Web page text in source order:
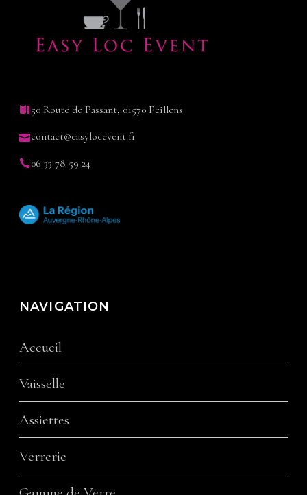
50 Route de Passant, 01570 Feillens
contact@easylocevent.fr
06 33 78 59 24
NAVIGATION
Accueil
Vaisselle
Assiettes
Verrerie